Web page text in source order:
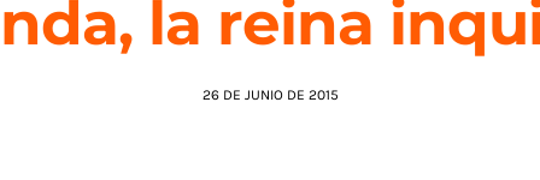
la reina
26 DE JUNIO DE 2015